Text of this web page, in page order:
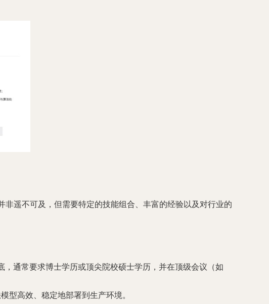
遥不可及，但需要特定的技能组合、丰富的经验以及对行业的
通常要求博士学历或顶尖院校硕士学历，并在顶级会议（如
型高效、稳定地部署到生产环境。